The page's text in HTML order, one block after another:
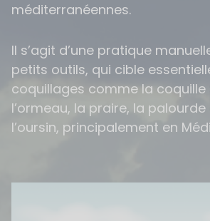
méditerranéennes.
Il s’agit d’une pratique
petits outils, qui cible
coquillages comme la
l’ormeau, la praire, la
l’oursin, principalement en